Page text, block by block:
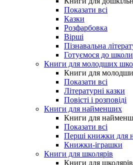
Показати всі
Казки
Розфарбовка
Вірші
Пізнавальна
Готуємося до школи
Книги для молодших
Книги для
Показати всі
Літературні казки
Повісті і розповіді
Книги для найменших
Книги для
Показати всі
Перші книжки для
Книжки-іграшки
Книги для школярів
Книги для школярів